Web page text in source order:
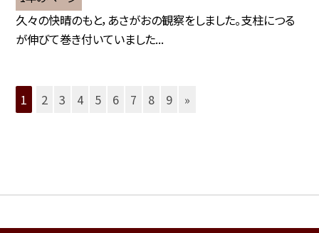
久々の快晴のもと，あさがおの観察をしました。支柱につる
が伸びて巻き付いていました...
1 2 3 4 5 6 7 8 9 »